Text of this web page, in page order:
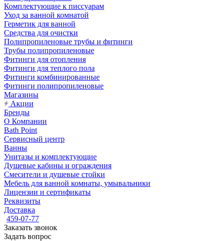
Комплектующие к писсуарам
Уход за ванной комнатой
Герметик для ванной
Средства для очистки
Полипропиленовые трубы и фитинги
Трубы полипропиленовые
Фитинги для отопления
Фитинги для теплого пола
Фитинги комбинированные
Фитинги полипропиленовые
Магазины
Акции
Бренды
О Компании
Bath Point
Сервисный центр
Ванны
Унитазы и комплектующие
Душевые кабины и ограждения
Смесители и душевые стойки
Мебель для ванной комнаты, умывальники
Лицензии и сертификаты
Реквизиты
Доставка
459-07-77
Заказать звонок
Задать вопрос